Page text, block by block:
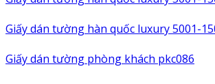
Giấy dán tường hàn quốc luxury 5001-
Giấy dán tường phòng khách pkc086